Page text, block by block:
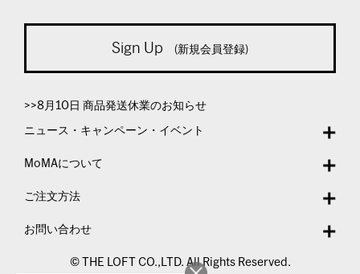
Sign Up (新規会員登録)
>>8月10日 商品発送休業のお知らせ
ニュース・キャンペーン・イベント
MoMAについて
ご注文方法
お問い合わせ
© THE LOFT CO.,LTD. All Rights Reserved.